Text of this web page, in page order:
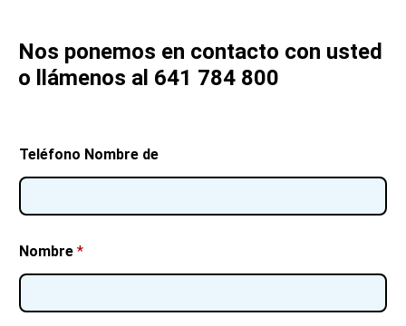
Nos ponemos en contacto con usted
o llámenos al 641 784 800
Teléfono Nombre de
Nombre *